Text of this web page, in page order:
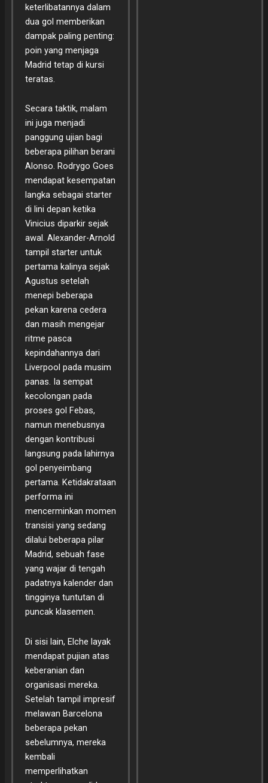
keterlibatannya dalam
dua gol memberikan
dampak paling penting:
poin yang menjaga
Madrid tetap di kursi
teratas.
Secara taktik, malam
ini juga menjadi
panggung ujian bagi
beberapa pilihan berani
Alonso. Rodrygo Goes
mendapat kesempatan
langka sebagai starter
di lini depan ketika
Vinicius diparkir sejak
awal. Alexander-Arnold
tampil starter untuk
pertama kalinya sejak
Agustus setelah
menepi beberapa
pekan karena cedera
dan masih mengejar
ritme pasca
kepindahannya dari
Liverpool pada musim
panas. Ia sempat
kecolongan pada
proses gol Febas,
namun menebusnya
dengan kontribusi
langsung pada lahirnya
gol penyeimbang
pertama. Ketidakrataan
performa ini
mencerminkan momen
transisi yang sedang
dilalui beberapa pilar
Madrid, sebuah fase
yang wajar di tengah
padatnya kalender dan
tingginya tuntutan di
puncak klasemen.
Di sisi lain, Elche layak
mendapat pujian atas
keberanian dan
organisasi mereka.
Setelah tampil impresif
melawan Barcelona
beberapa pekan
sebelumnya, mereka
kembali
memperlihatkan